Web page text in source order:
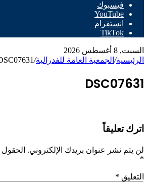
فيسبوك
‫YouTube
انستقرام
‫TikTok
السبت, 8 أغسطس 2026
الرئيسية/ الجمعية العامة للفدرالية/
DSC07631
اترك تعليقاً
لن يتم نشر عنوان بريدك الإلكتروني. الحقول
*
التعليق *